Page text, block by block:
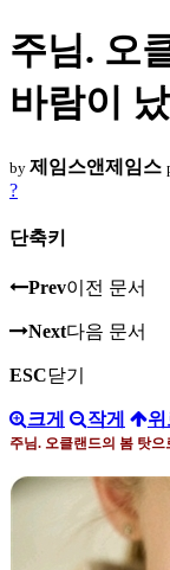
주님. 오
바람이
by 제임스앤제임스
?
단축키
Prev이전 문서
Next다음 문서
ESC닫기
크게 작게
주님. 오클랜드의 봄 탓